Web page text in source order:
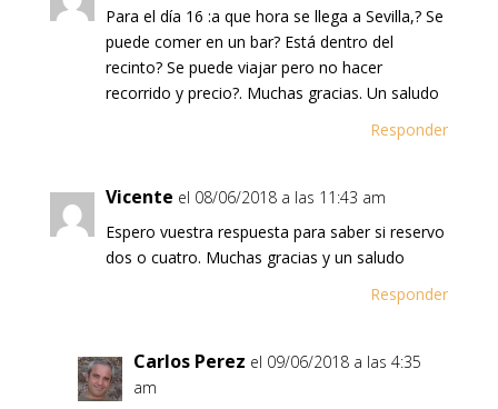
Para el día 16 :a que hora se llega a Sevilla,? Se
puede comer en un bar? Está dentro del
recinto? Se puede viajar pero no hacer
recorrido y precio?. Muchas gracias. Un saludo
Responder
Vicente el 08/06/2018 a las 11:43 am
Espero vuestra respuesta para saber si reservo
dos o cuatro. Muchas gracias y un saludo
Responder
Carlos Perez el 09/06/2018 a las 4:35
am